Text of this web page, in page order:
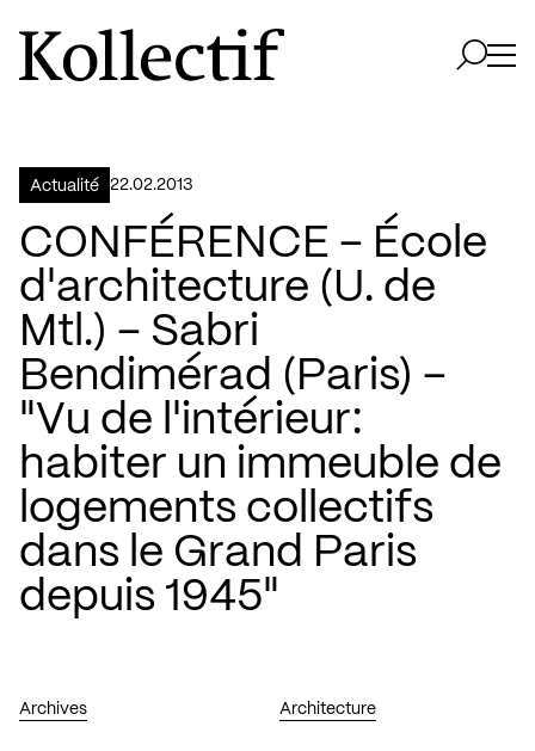
Aller à la page d'accueil
Logo Kollectif
Actualité 22.02.2013
CONFÉRENCE – École
d'architecture (U. de
Mtl.) – Sabri
Bendimérad (Paris) –
"Vu de l'intérieur:
habiter un immeuble de
logements collectifs
dans le Grand Paris
depuis 1945"
Archives Architecture